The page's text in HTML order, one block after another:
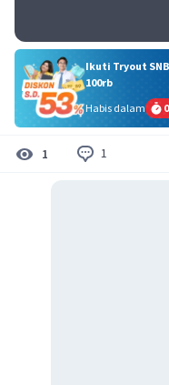
Ikuti Tryout
100rb
Habis dalam
1 1